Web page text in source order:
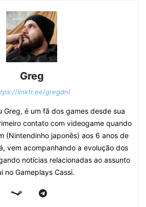
Greg
linktr.ee/gregdnl
Greg, é um fã dos games desde sua
contato com videogame quando
(Nintendinho japonês) aos 6 anos de
vem acompanhando a evolução dos
notícias relacionadas ao assunto
no Gameplays Cassi.